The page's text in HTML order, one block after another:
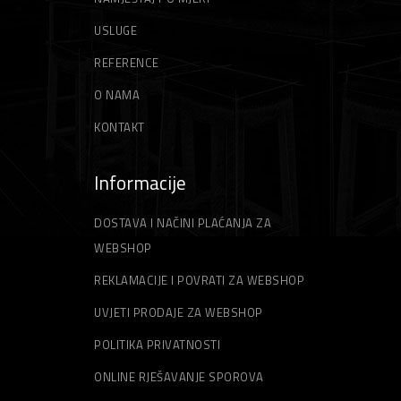
Stege
Gleteri
Špahtle
Motorni trimeri
Strune za trimer
USLUGE
REFERENCE
O NAMA
KONTAKT
Informacije
DOSTAVA I NAČINI PLAĆANJA ZA
WEBSHOP
REKLAMACIJE I POVRATI ZA WEBSHOP
UVJETI PRODAJE ZA WEBSHOP
POLITIKA PRIVATNOSTI
ONLINE RJEŠAVANJE SPOROVA